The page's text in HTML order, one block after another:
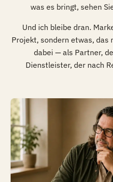
was es bringt, sehen
Und ich bleibe dran.
Projekt, sondern etwas, das
dabei — als Partner,
Dienstleister, der nach